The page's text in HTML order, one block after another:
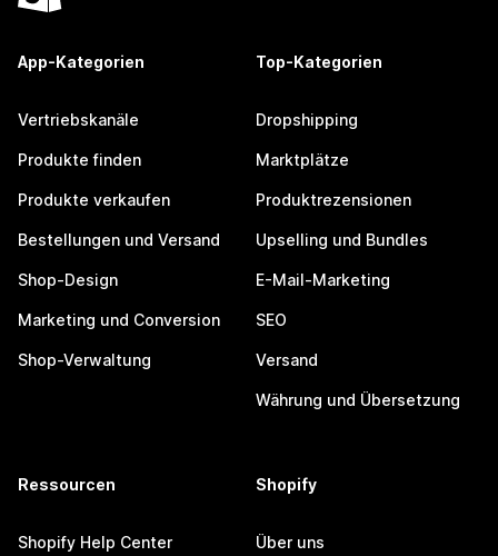
App-Kategorien
Vertriebskanäle
Produkte finden
Produkte verkaufen
Bestellungen und Versand
Shop-Design
Marketing und Conversion
Shop-Verwaltung
Top-Kategorien
Dropshipping
Marktplätze
Produktrezensionen
Upselling und Bundles
E-Mail-Marketing
SEO
Versand
Währung und Übersetzung
Ressourcen
Shopify Help Center
Shopify
Über uns